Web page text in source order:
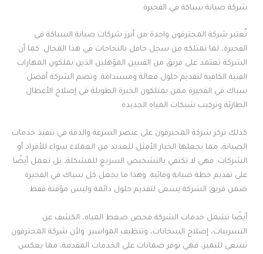
شركة صيانة سباكة في الفجيرة
تُعتبر شركة المحترفون واحدة من أبرز شركات صيانة السباكة في
الفجيرة، لما تمتلكه من سجل حافل بالنجاحات في هذا المجال. كما أن
الشركة تعتمد على فريق من الفنيين المؤهلين الذين يملكون المهارات
الفنية الكافية لتقديم حلول فعالة ومستدامة. وتضم الشركة أفضل
سباك في الفجيرة ممن يمتلكون الخبرة الطويلة في إصلاح الأعطال
الطارئة وتركيب شبكات المياه الجديدة.
كذلك تركز شركة المحترفون على عنصر السرعة والدقة في تنفيذ خدمات
الصيانة، مما يجعلها الخيار الأمثل للعديد من العملاء سواء للأفراد أو
الشركات. فهي لا تكتفي بالتشخيص السريع للمشكلة، بل تعمل أيضًا
على تقديم خطة صيانة وقائية. وهذا ما يجعل كل سباك في الفجيرة
ضمن فريق الشركة يسعى لتقديم حلول دائمة وليس مؤقتة فقط.
أيضًا تشمل خدمات الشركة فحص ضغط المياه، الكشف عن
التسريبات، إصلاح السخانات، وتنظيف المواسير. ولأن شركة المحترفون
تسعى للتميز، فهي توفر ضمانات على الخدمات المقدمة، مما يعكس